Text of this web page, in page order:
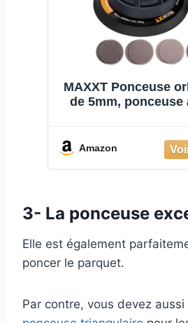
MAXXT Ponceuse
de 5mm, ponceuse
aspirateur central,
le travail du
Amazon
3- La ponceuse
Elle est également
poncer le parquet.
Par contre, vous devez